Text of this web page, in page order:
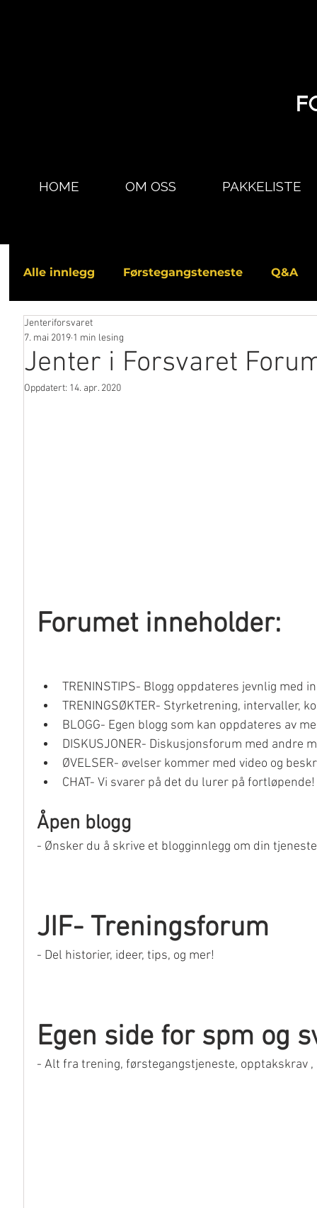
HOME OM OSS PAKKELISTE
Alle innlegg Førstegangsteneste Q&A
I media
Jenter i Forsvaret
Jenteriforsvaret
7. mai 2019 1 min lesing
Oppdatert: 14. apr. 2020
Forumet inneholder:
TRENINSTIPS- Blogg oppdateres jevnlig med
TRENINGSØKTER- Styrketrening, intervaller,
BLOGG- Egen blogg som kan oppdateres av
DISKUSJONER- Diskusjonsforum med andre
ØVELSER- øvelser kommer med video og
CHAT- Vi svarer på det du lurer på fortløpende!
Åpen blogg
- Ønsker du å skrive et blogginnlegg om din
JIF- Treningsforum
- Del historier, ideer, tips, og mer!
Egen side for spm og
- Alt fra trening, førstegangstjeneste,